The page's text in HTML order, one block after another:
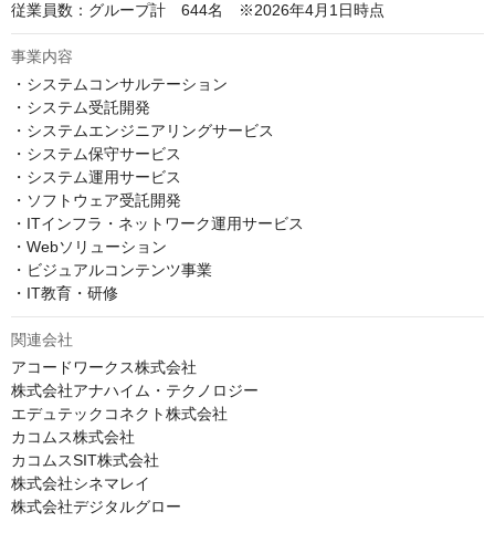
従業員数：グループ計　644名　※2026年4⽉1⽇時点
事業内容
・システムコンサルテーション
・システム受託開発
・システムエンジニアリングサービス
・システム保守サービス
・システム運用サービス
・ソフトウェア受託開発
・ITインフラ・ネットワーク運用サービス
・Webソリューション
・ビジュアルコンテンツ事業
・IT教育・研修
関連会社
アコードワークス株式会社
株式会社アナハイム・テクノロジー
エデュテックコネクト株式会社
カコムス株式会社
カコムスSIT株式会社
株式会社シネマレイ